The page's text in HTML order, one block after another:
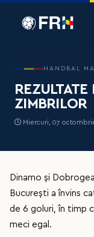
HANDBAL
ZIMBRILOR
Miercuri, 07
Dinamo și
București a învins
de 6 goluri, în timp
meci egal.